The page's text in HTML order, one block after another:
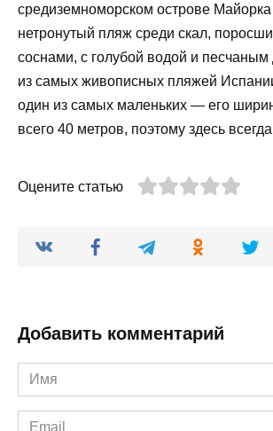
средиземноморском острове
нетронутый пляж среди скал,
соснами, с голубой водой и
из самых живописных пляжей
один из самых маленьких — его
всего 40 метров, поэтому здесь
Оцените статью
Добавить комментарий
Имя
*
Email